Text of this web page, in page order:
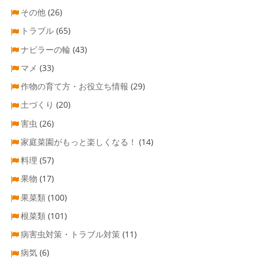
その他 (26)
トラブル (65)
ナビラーの輪 (43)
マメ (33)
作物の育て方・お役立ち情報 (29)
土づくり (20)
害虫 (26)
家庭菜園がもっと楽しくなる！ (14)
料理 (57)
果物 (17)
果菜類 (100)
根菜類 (101)
病害虫対策・トラブル対策 (11)
病気 (6)